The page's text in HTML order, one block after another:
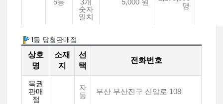
5등
3개
숫자
일치
5,000 원
명
1등 당첨판매점
상호
명
소재
지
선
택
전화번호
복권
판매
점
자
동
부산 부산진구 신암로 108